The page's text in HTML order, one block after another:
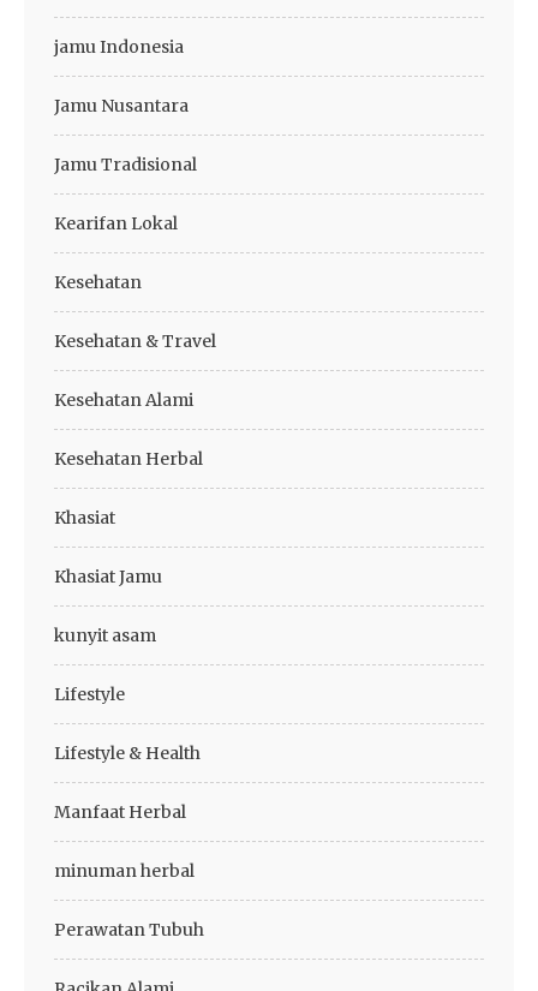
jamu Indonesia
Jamu Nusantara
Jamu Tradisional
Kearifan Lokal
Kesehatan
Kesehatan & Travel
Kesehatan Alami
Kesehatan Herbal
Khasiat
Khasiat Jamu
kunyit asam
Lifestyle
Lifestyle & Health
Manfaat Herbal
minuman herbal
Perawatan Tubuh